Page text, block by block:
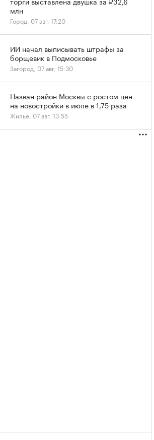
млн
Город, 07 авг, 17:20
ИИ начал выписывать штрафы за
борщевик в Подмосковье
Загород, 07 авг, 15:30
Назван район Москвы с ростом цен
на новостройки в июле в 1,75 раза
Жилье, 07 авг, 13:55